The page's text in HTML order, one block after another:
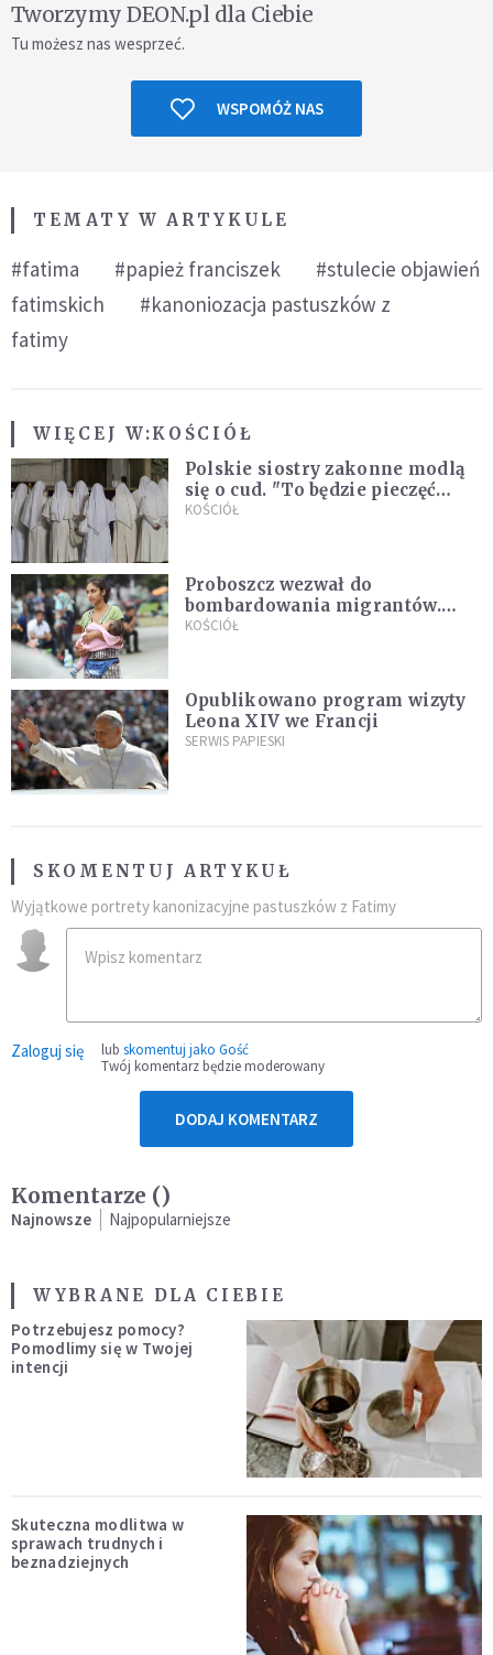
Tworzymy DEON.pl dla Ciebie
Tu możesz nas wesprzeć.
WSPOMÓŻ NAS
TEMATY W ARTYKULE
#fatima #papież franciszek
#stulecie objawień
fatimskich
#kanoniozacja pastuszków z
fatimy
WIĘCEJ W:KOŚCIÓŁ
Polskie siostry zakonne modlą
się o cud. "To będzie pieczęć
Pana Boga dla naszej wiary"
KOŚCIÓŁ
Proboszcz wezwał do
bombardowania migrantów.
"Masowy ogień przeciwko
KOŚCIÓŁ
Opublikowano program wizyty
Leona XIV we Francji
SERWIS PAPIESKI
SKOMENTUJ ARTYKUŁ
Wyjątkowe portrety kanonizacyjne pastuszków z Fatimy
Zaloguj się lub skomentuj jako Gość
Twój komentarz będzie moderowany
DODAJ KOMENTARZ
Komentarze ()
Najnowsze Najpopularniejsze
WYBRANE DLA CIEBIE
Potrzebujesz pomocy?
Pomodlimy się w Twojej
intencji
Skuteczna modlitwa w
sprawach trudnych i
beznadziejnych